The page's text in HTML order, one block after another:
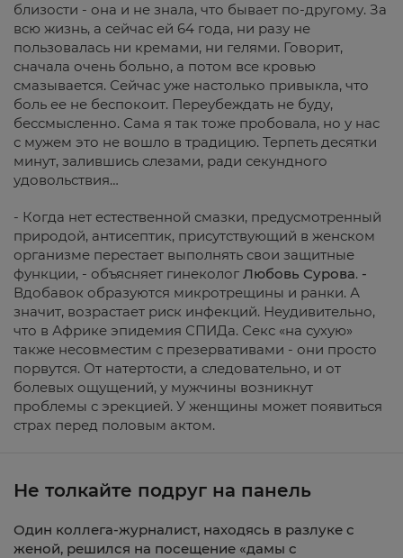
близости - она и не знала, что бывает по-другому. За
всю жизнь, а сейчас ей 64 года, ни разу не
пользовалась ни кремами, ни гелями. Говорит,
сначала очень больно, а потом все кровью
смазывается. Сейчас уже настолько привыкла, что
боль ее не беспокоит. Переубеждать не буду,
бессмысленно. Сама я так тоже пробовала, но у нас
с мужем это не вошло в традицию. Терпеть десятки
минут, залившись слезами, ради секундного
удовольствия…
- Когда нет естественной смазки, предусмотренный
природой, антисептик, присутствующий в женском
организме перестает выполнять свои защитные
функции, - объясняет гинеколог Любовь Сурова. -
Вдобавок образуются микротрещины и ранки. А
значит, возрастает риск инфекций. Неудивительно,
что в Африке эпидемия СПИДа. Секс «на сухую»
также несовместим с презервативами - они просто
порвутся. От натертости, а следовательно, и от
болевых ощущений, у мужчины возникнут
проблемы с эрекцией. У женщины может появиться
страх перед половым актом.
Не толкайте подруг на панель
Один коллега-журналист, находясь в разлуке с
женой, решился на посещение «дамы с